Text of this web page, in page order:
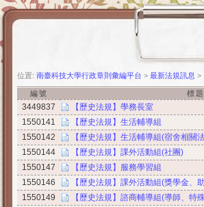
位置: 南臺科技大學行政章則彙編平台 > 最新法規訊息 >
編號 標題
3449837
【歷史法規】學務長室
1550141
【歷史法規】生活輔導組
1550142
【歷史法規】生活輔導組(宿舍相關
1550144
【歷史法規】課外活動組(社團)
1550147
【歷史法規】服務學習組
1550146
【歷史法規】課外活動組(獎學金、
1550149
【歷史法規】諮商輔導組(導師、特